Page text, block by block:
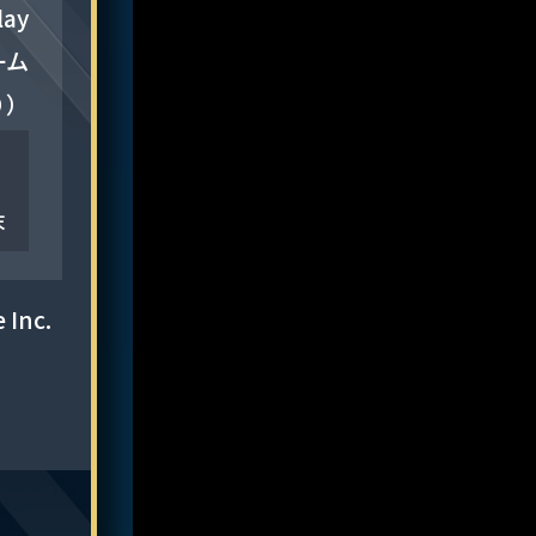
Inc.